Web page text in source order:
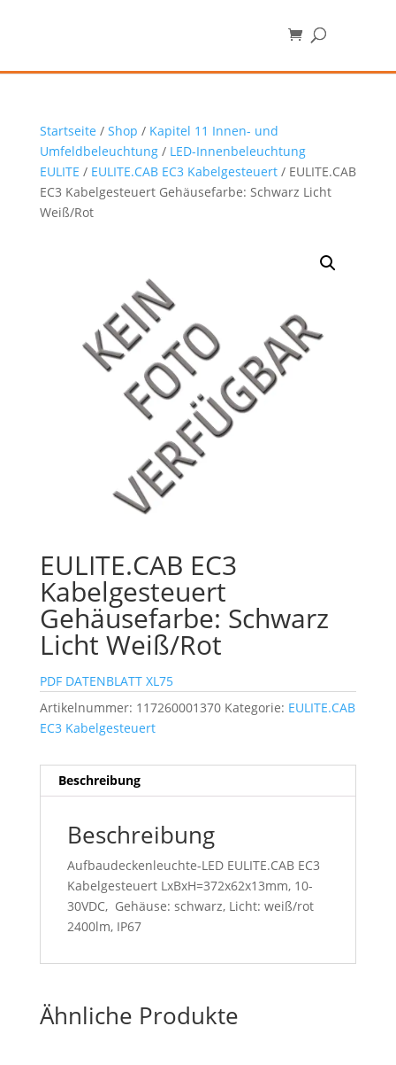
Startseite / Shop / Kapitel 11 Innen- und
Umfeldbeleuchtung/ LED-Innenbeleuchtung
EULITE / EULITE.CAB EC3 Kabelgesteuert/ EULITE.CAB
EC3 Kabelgesteuert Gehäusefarbe: Schwarz Licht
Weiß/Rot
EULITE.CAB EC3
Kabelgesteuert
Gehäusefarbe: Schwarz
Licht Weiß/Rot
PDF DATENBLATT XL75
Artikelnummer: 117260001370 Kategorie: EULITE.CAB
EC3 Kabelgesteuert
Beschreibung
Beschreibung
Aufbaudeckenleuchte-LED EULITE.CAB EC3
Kabelgesteuert LxBxH=372x62x13mm, 10-
30VDC, Gehäuse: schwarz, Licht: weiß/rot
2400lm, IP67
Ähnliche Produkte